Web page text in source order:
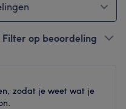
Filter op beoordeling
zodat je weet wat je